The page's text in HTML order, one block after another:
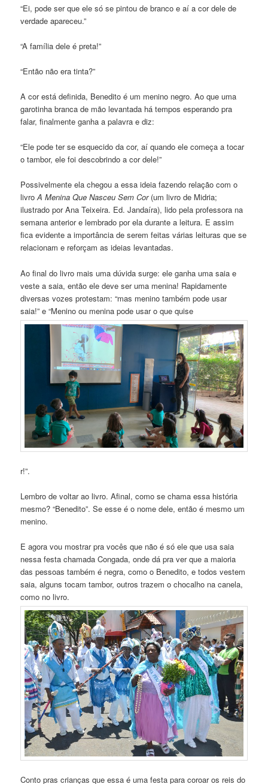
“Ei, pode ser que ele só se pintou de branco e aí a cor dele de
verdade apareceu.”
“A família dele é preta!”
“Então não era tinta?”
A cor está definida, Benedito é um menino negro. Ao que uma
garotinha branca de mão levantada há tempos esperando pra
falar, finalmente ganha a palavra e diz:
“Ele pode ter se esquecido da cor, aí quando ele começa a tocar
o tambor, ele foi descobrindo a cor dele!”
Possivelmente ela chegou a essa ideia fazendo relação com o
livroA Menina Que Nasceu Sem Cor (um livro de Midria;
ilustrado por Ana Teixeira. Ed. Jandaíra), lido pela professora na
semana anterior e lembrado por ela durante a leitura. E assim
fica evidente a importância de serem feitas várias leituras que se
relacionam e reforçam as ideias levantadas.
Ao final do livro mais uma dúvida surge: ele ganha uma saia e
veste a saia, então ele deve ser uma menina! Rapidamente
diversas vozes protestam: “mas menino também pode usar
saia!” e “Menino ou menina pode usar o que quise
r!”.
Lembro de voltar ao livro. Afinal, como se chama essa história
mesmo? “Benedito”. Se esse é o nome dele, então é mesmo um
menino.
E agora vou mostrar pra vocês que não é só ele que usa saia
nessa festa chamada Congada, onde dá pra ver que a maioria
das pessoas também é negra, como o Benedito, e todos vestem
saia, alguns tocam tambor, outros trazem o chocalho na canela,
como no livro.
Conto pras crianças que essa é uma festa para coroar os reis do